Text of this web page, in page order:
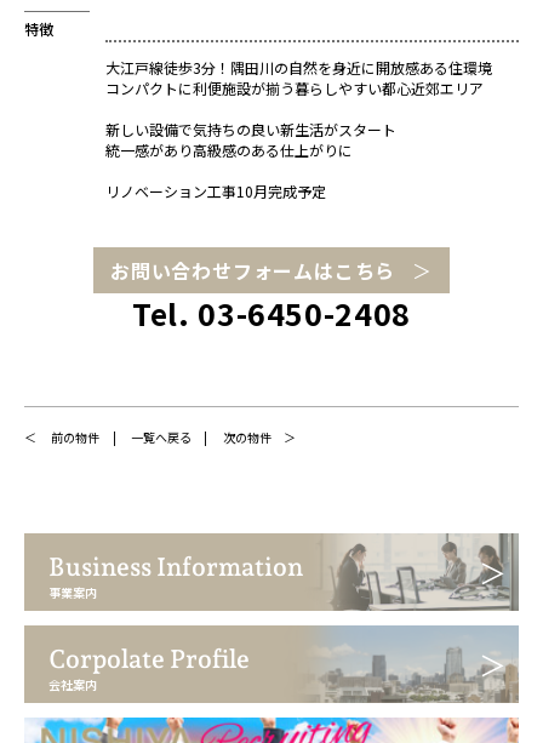
特徴
大江戸線徒歩3分！隅田川の自然を身近に開放感ある住環境
コンパクトに利便施設が揃う暮らしやすい都心近郊エリア
新しい設備で気持ちの良い新生活がスタート
統一感があり高級感のある仕上がりに
リノベーション工事10月完成予定
お問い合わせフォームはこちら
Tel. 03-6450-2408
前の物件 一覧へ戻る 次の物件
Business Information
事業案内
Corpolate Profile
会社案内